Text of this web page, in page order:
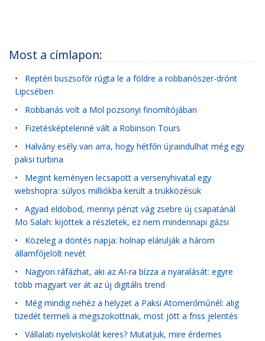
Most a címlapon:
• Reptéri buszsofőr rúgta le a földre a robbanószer-drónt
Lipcsében
• Robbanás volt a Mol pozsonyi finomítójában
• Fizetésképtelenné vált a Robinson Tours
• Halvány esély van arra, hogy hétfőn újraindulhat még egy
paksi turbina
• Megint keményen lecsapott a versenyhivatal egy
webshopra: súlyos milliókba került a trükközésük
• Agyad eldobod, mennyi pénzt vág zsebre új csapatánál
Mo Salah: kijöttek a részletek, ez nem mindennapi gázsi
• Közeleg a döntés napja: holnap elárulják a három
államfőjelölt nevét
• Nagyon ráfázhat, aki az AI-ra bízza a nyaralását: egyre
több magyart ver át az új digitális trend
• Még mindig nehéz a helyzet a Paksi Atomerőműnél: alig
tizedét termeli a megszokottnak, most jött a friss jelentés
• Vállalati nyelviskolát keres? Mutatjuk, mire érdemes